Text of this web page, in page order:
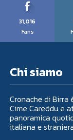
31,016
Fans
Chi siamo
Cronache di
Cime Careddu e
panoramica
italiana e